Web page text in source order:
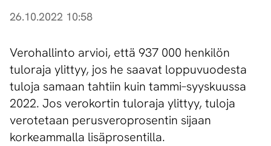
26.10.2022 10:58
Verohallinto arvioi, että 937 000 henkilön
tuloraja ylittyy, jos he saavat loppuvuodesta
tuloja samaan tahtiin kuin tammi–syyskuussa
2022. Jos verokortin tuloraja ylittyy, tuloja
verotetaan perusveroprosentin sijaan
korkeammalla lisäprosentilla.